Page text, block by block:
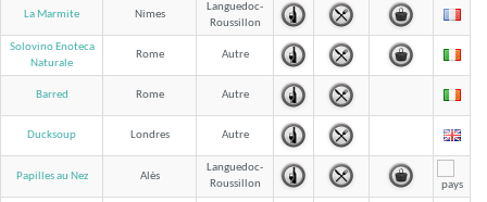
La Marmite Nimes
Languedoc-
Roussillon
Solovino Enoteca
Naturale
Rome Autre
Barred Rome Autre
Ducksoup Londres Autre
Papilles au Nez Alès
Languedoc-
Roussillon